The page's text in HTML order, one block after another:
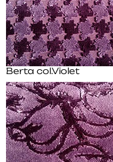
Berta col.Violet